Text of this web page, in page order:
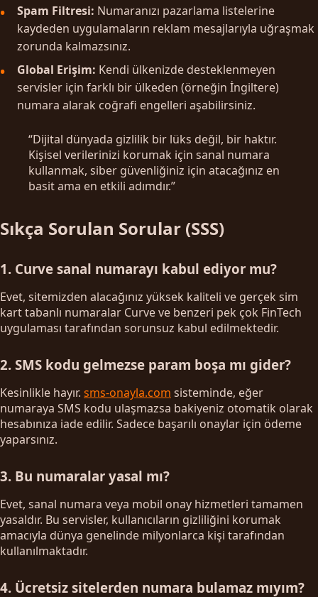
Spam Filtresi: Numaranızı pazarlama listelerine
kaydeden uygulamaların reklam mesajlarıyla uğraşmak
zorunda kalmazsınız.
Global Erişim: Kendi ülkenizde desteklenmeyen
servisler için farklı bir ülkeden (örneğin İngiltere)
numara alarak coğrafi engelleri aşabilirsiniz.
“Dijital dünyada gizlilik bir lüks değil, bir haktır.
Kişisel verilerinizi korumak için sanal numara
kullanmak, siber güvenliğiniz için atacağınız en
basit ama en etkili adımdır.”
Sıkça Sorulan Sorular (SSS)
1. Curve sanal numarayı kabul ediyor mu?
Evet, sitemizden alacağınız yüksek kaliteli ve gerçek sim
kart tabanlı numaralar Curve ve benzeri pek çok FinTech
uygulaması tarafından sorunsuz kabul edilmektedir.
2. SMS kodu gelmezse param boşa mı gider?
Kesinlikle hayır. sms-onayla.com sisteminde, eğer
numaraya SMS kodu ulaşmazsa bakiyeniz otomatik olarak
hesabınıza iade edilir. Sadece başarılı onaylar için ödeme
yaparsınız.
3. Bu numaralar yasal mı?
Evet, sanal numara veya mobil onay hizmetleri tamamen
yasaldır. Bu servisler, kullanıcıların gizliliğini korumak
amacıyla dünya genelinde milyonlarca kişi tarafından
kullanılmaktadır.
4. Ücretsiz sitelerden numara bulamaz mıyım?